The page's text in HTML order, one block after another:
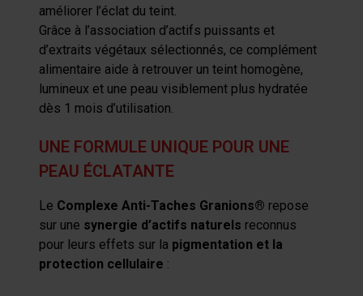
améliorer l’éclat du teint.
Grâce à l’association d’actifs puissants et
d’extraits végétaux sélectionnés, ce complément
alimentaire aide à retrouver un teint homogène,
lumineux et une peau visiblement plus hydratée
dès 1 mois d’utilisation.
UNE FORMULE UNIQUE POUR UNE
PEAU ÉCLATANTE
Le Complexe Anti-Taches Granions® repose
sur une synergie d’actifs naturels reconnus
pour leurs effets sur la pigmentation et la
protection cellulaire :